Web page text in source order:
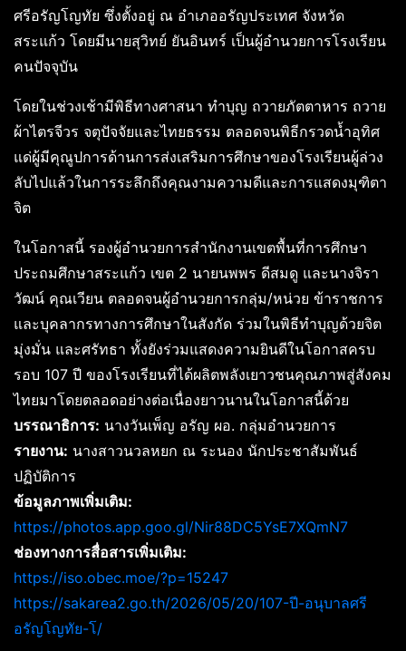
ศรีอรัญโญทัย ซึ่งตั้งอยู่ ณ อำเภออรัญประเทศ จังหวัด
สระแก้ว โดยมีนายสุวิทย์ ยันอินทร์ เป็นผู้อำนวยการโรงเรียน
คนปัจจุบัน
โดยในช่วงเช้ามีพิธีทางศาสนา ทำบุญ ถวายภัตตาหาร ถวาย
ผ้าไตรจีวร จตุปัจจัยและไทยธรรม ตลอดจนพิธีกรวดน้ำอุทิศ
แด่ผู้มีคุณูปการด้านการส่งเสริมการศึกษาของโรงเรียนผู้ล่วง
ลับไปแล้วในการระลึกถึงคุณงามความดีและการแสดงมุฑิตา
จิต
ในโอกาสนี้ รองผู้อำนวยการสำนักงานเขตพื้นที่การศึกษา
ประถมศึกษาสระแก้ว เขต 2 นายนพพร ดีสมดู และนางจิรา
วัฒน์ คุณเวียน ตลอดจนผู้อำนวยการกลุ่ม/หน่วย ข้าราชการ
และบุคลากรทางการศึกษาในสังกัด ร่วมในพิธีทำบุญด้วยจิต
มุ่งมั่น และศรัทธา ทั้งยังร่วมแสดงความยินดีในโอกาสครบ
รอบ 107 ปี ของโรงเรียนที่ได้ผลิตพลังเยาวชนคุณภาพสู่สังคม
ไทยมาโดยตลอดอย่างต่อเนื่องยาวนานในโอกาสนี้ด้วย
บรรณาธิการ: นางวันเพ็ญ อรัญ ผอ. กลุ่มอำนวยการ
รายงาน: นางสาวนวลหยก ณ ระนอง นักประชาสัมพันธ์
ปฏิบัติการ
ข้อมูลภาพเพิ่มเติม:
https://photos.app.goo.gl/Nir88DC5YsE7XQmN7
ช่องทางการสื่อสารเพิ่มเติม:
https://iso.obec.moe/?p=15247
https://sakarea2.go.th/2026/05/20/107-ปี-อนุบาลศรี
อรัญโญทัย-โ/